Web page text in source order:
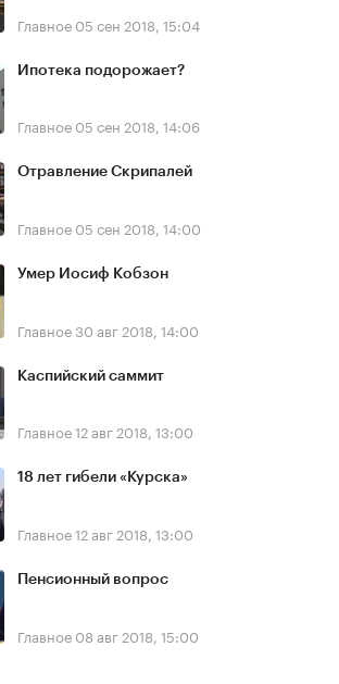
Главное 05 сен 2018, 15:04
Ипотека подорожает?
Главное 05 сен 2018, 14:06
Отравление Скрипалей
Главное 05 сен 2018, 14:00
Умер Иосиф Кобзон
Главное30 авг 2018, 14:00
Каспийский саммит
Главное12 авг 2018, 13:00
18 лет гибели «Курска»
Главное12 авг 2018, 13:00
Пенсионный вопрос
Главное 08 авг 2018, 15:00